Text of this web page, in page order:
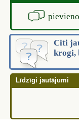
Citi
krogi,
Līdzīgi jautājumi